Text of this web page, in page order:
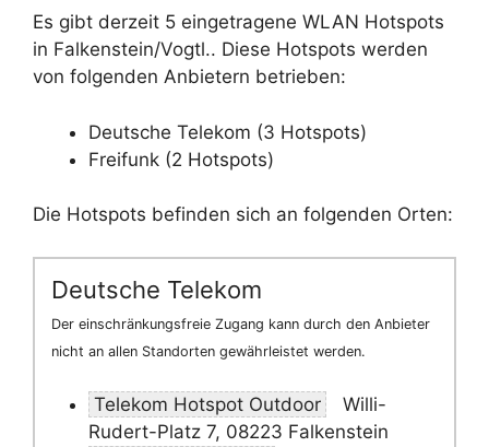
Es gibt derzeit 5 eingetragene WLAN Hotspots
in Falkenstein/Vogtl.. Diese Hotspots werden
von folgenden Anbietern betrieben:
Deutsche Telekom (3 Hotspots)
Freifunk (2 Hotspots)
Die Hotspots befinden sich an folgenden Orten:
Deutsche Telekom
Der einschränkungsfreie Zugang kann durch den Anbieter
nicht an allen Standorten gewährleistet werden.
Telekom Hotspot Outdoor
Willi-
Rudert-Platz 7, 08223 Falkenstein